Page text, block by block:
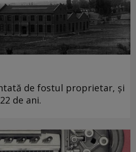
de fostul proprietar, și
de ani.